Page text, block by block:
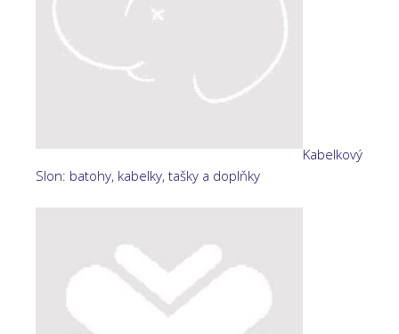
Kabelkový
Slon: batohy, kabelky, tašky a doplňky